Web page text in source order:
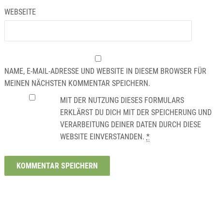
WEBSEITE
NAME, E-MAIL-ADRESSE UND WEBSITE IN DIESEM BROWSER FÜR
MEINEN NÄCHSTEN KOMMENTAR SPEICHERN.
MIT DER NUTZUNG DIESES FORMULARS
ERKLÄRST DU DICH MIT DER SPEICHERUNG UND
VERARBEITUNG DEINER DATEN DURCH DIESE
WEBSITE EINVERSTANDEN.*